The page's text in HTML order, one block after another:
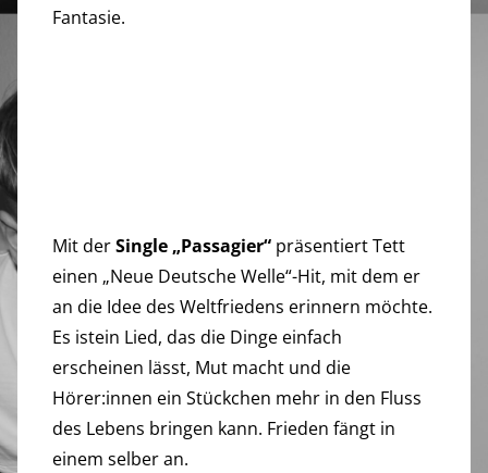
Fantasie.
Mit derSingle „Passagier“ präsentiert Tett
einen „Neue Deutsche Welle“-Hit, mit dem er
an die Idee des Weltfriedens erinnern möchte.
Es istein Lied, das die Dinge einfach
erscheinen lässt, Mut macht und die
Hörer:innen ein Stückchen mehr in den Fluss
des Lebens bringen kann. Frieden fängt in
einem selber an.